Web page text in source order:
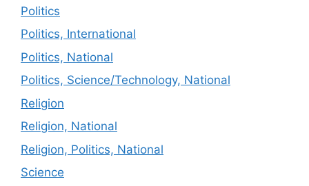
Politics
Politics, International
Politics, National
Politics, Science/Technology, National
Religion
Religion, National
Religion, Politics, National
Science